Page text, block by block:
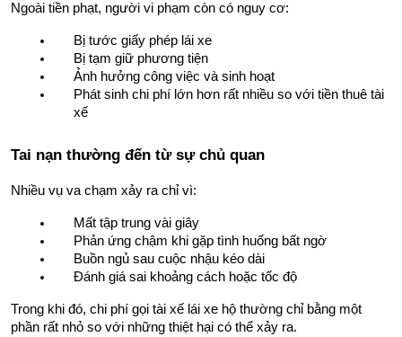
Ngoài tiền phạt, người vi phạm còn có nguy cơ:
Bị tước giấy phép lái xe
Bị tạm giữ phương tiện
Ảnh hưởng công việc và sinh hoạt
Phát sinh chi phí lớn hơn rất nhiều so với tiền thuê tài
xế
Tai nạn thường đến từ sự chủ quan
Nhiều vụ va chạm xảy ra chỉ vì:
Mất tập trung vài giây
Phản ứng chậm khi gặp tình huống bất ngờ
Buồn ngủ sau cuộc nhậu kéo dài
Đánh giá sai khoảng cách hoặc tốc độ
Trong khi đó, chi phí gọi tài xế lái xe hộ thường chỉ bằng một
phần rất nhỏ so với những thiệt hại có thể xảy ra.